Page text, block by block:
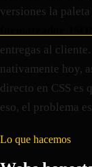
versiones la
entregas al
nativamente hoy,
directo en CSS es
eso, el problema
Lo que hacemos